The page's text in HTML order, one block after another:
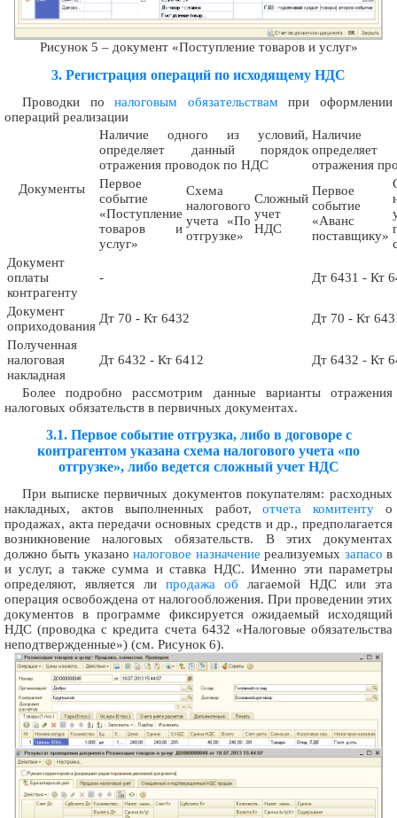
Рисунок 5 – документ «Поступление товаров и услуг»
3. Регистрация операций по исходящему НДС
Проводки поналоговым обязательствам при оформлении
операций реализации
Документы
Наличие одного из условий,
определяет данный порядок
отражения проводок по НДС
Наличие
отражения
Первое
событие
«Поступление
товаров и
услуг»
Схема
налогового
учета «По
отгрузке»
Сложный
учет
НДС
Первое
событие
«Аванс
поставщику»
Документ
оплаты
контрагенту
- Дт 6431 - Кт
Документ
оприходования
Дт 70 - Кт 6432
Дт 70 - Кт
Полученная
налоговая
накладная
Дт 6432 - Кт 6412 Дт 6432 - Кт
Более подробно рассмотрим данные варианты отражения
налоговых обязательств в первичных документах.
3.1. Первое событие отгрузка, либо в договоре с
контрагентом указана схема налогового учета «по
отгрузке», либо ведется сложный учет НДС
При выписке первичных документов покупателям: расходных
накладных, актов выполненных работ,отчета комитенту о
продажах, акта передачи основных средств и др., предполагается
возникновение налоговых обязательств. В этих документах
должно быть указаноналоговое назначение реализуемых запасо в
и услуг, а также сумма и ставка НДС. Именно эти параметры
определяют, является ли продажа об лагаемой НДС или эта
операция освобождена от налогообложения. При проведении этих
документов в программе фиксируется ожидаемый исходящий
НДС (проводка с кредита счета 6432 «Налоговые обязательства
неподтвержденные») (см. Рисунок 6).